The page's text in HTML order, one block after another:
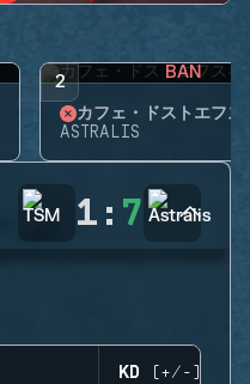
2 BAN
カフェ・ドストエフス
ASTRALIS
1 : 7
KD (+/-)